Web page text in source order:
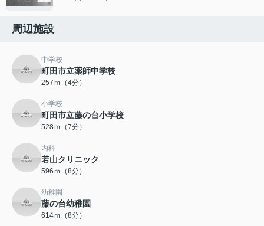
周辺施設
中学校
町田市立薬師中学校
257ｍ（4分）
小学校
町田市立藤の台小学校
528ｍ（7分）
内科
若山クリニック
596ｍ（8分）
幼稚園
藤の台幼稚園
614ｍ（8分）